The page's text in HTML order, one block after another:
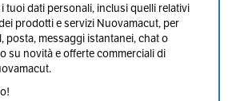
tuoi dati personali, inclusi quelli relativi
prodotti e servizi Nuovamacut, per
posta, messaggi istantanei, chat o
su novità e offerte commerciali di